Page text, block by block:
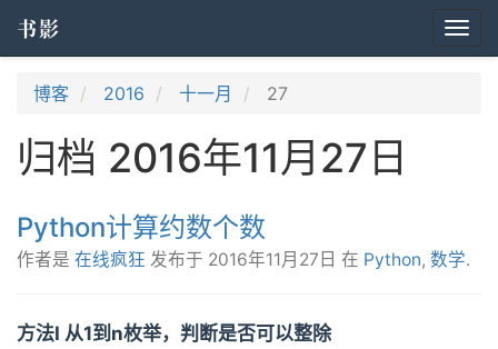
书影
博客 2016 十一月 27
归档 2016年11月27日
Python计算约数个数
作者是 在线疯狂 发布于 2016年11月27日 在 Python, 数学.
方法I 从1到n枚举，判断是否可以整除